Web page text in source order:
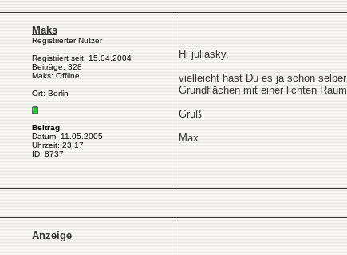
Maks
Registrierter Nutzer
Registriert seit: 15.04.2004
Beiträge: 328
Maks: Offline
Ort: Berlin
Beitrag
Datum: 11.05.2005
Uhrzeit: 23:17
ID: 8737
Hi juliasky,
vielleicht hast Du es ja schon
Grundflächen mit einer lichten
Gruß
Max
Anzeige